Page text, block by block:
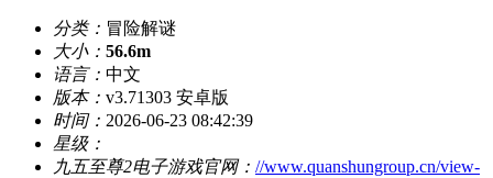
分类： 冒险解谜
大小： 56.6m
语言： 中文
版本： v3.71303 安卓版
时间： 2026-06-23 08:42:39
星级：
九五至尊2电子游戏官网： //www.quanshungroup.cn/view-